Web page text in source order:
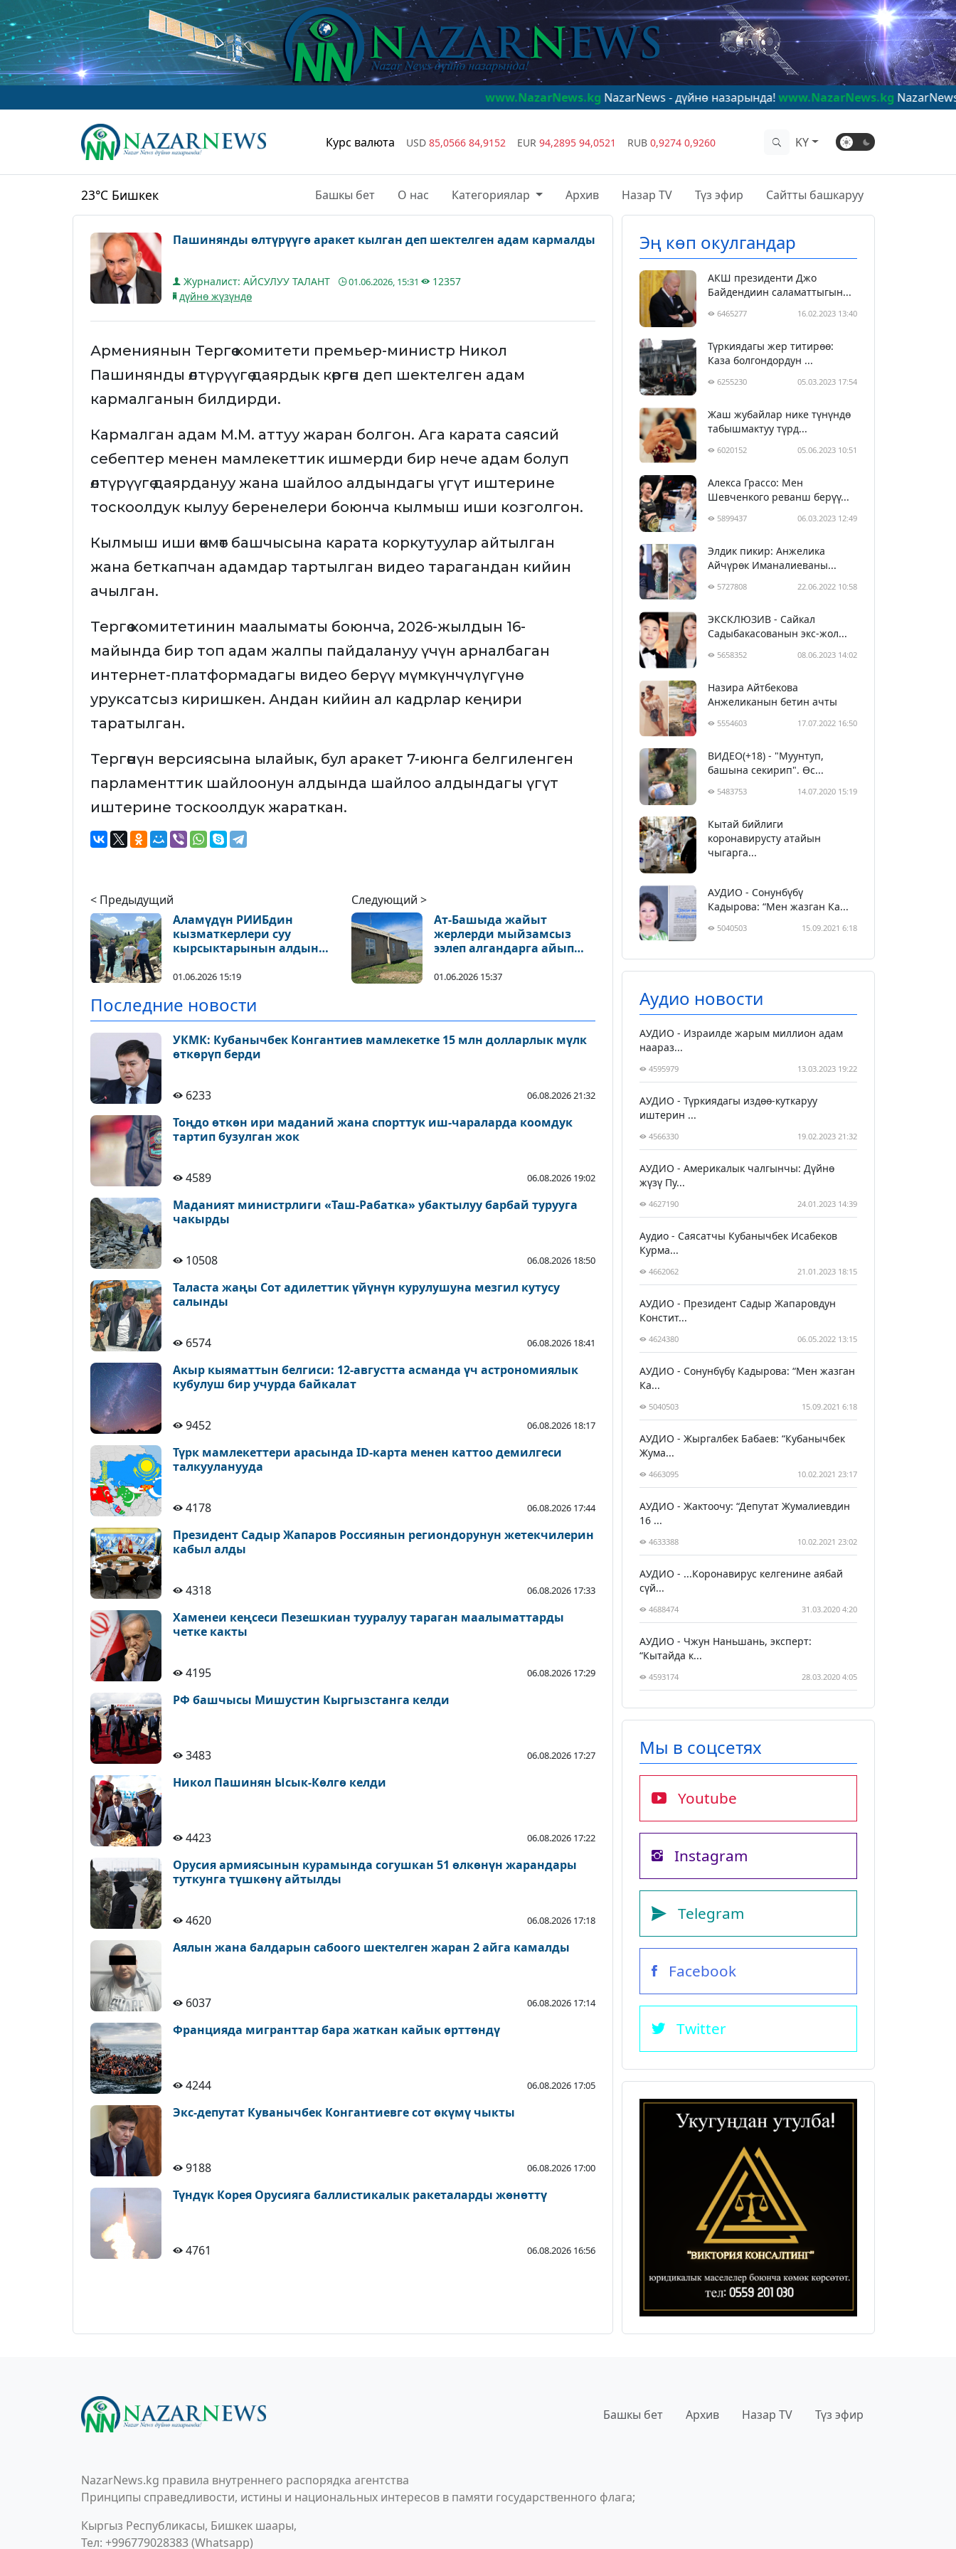
www.NazarNews.kgNazarNews - дүйнө назарында!www.NazarNews.kgNazarNews - в центре
Курс валюта USD 85,0566 84,9152 EUR 94,2895 94,0521 RUB 0,9274 0,9260 KY
23°C Бишкек Башкы бет О нас Категориялар Архив Назар TV Түз эфир Сайтты башкаруу
Пашинянды өлтүрүүгө аракет кылган деп шектелген адам кармалды
Журналист: АЙСУЛУУ ТАЛАНТ 01.06.2026, 15:31
12357
дүйнө жүзүндө
Армениянын Тергөө комитети премьер-министр Никол
Пашинянды өлтүрүүгө даярдык көргөн деп шектелген адам
кармалганын билдирди.
Кармалган адам М.М. аттуу жаран болгон. Ага карата саясий
себептер менен мамлекеттик ишмерди бир нече адам болуп
өлтүрүүгө даярдануу жана шайлоо алдындагы үгүт иштерине
тоскоолдук кылуу беренелери боюнча кылмыш иши козголгон.
Кылмыш иши өкмөт башчысына карата коркутуулар айтылган
жана беткапчан адамдар тартылган видео тарагандан кийин
ачылган.
Тергөө комитетинин маалыматы боюнча, 2026-жылдын 16-
майында бир топ адам жалпы пайдалануу үчүн арналбаган
интернет-платформадагы видео берүү мүмкүнчүлүгүнө
уруксатсыз киришкен. Андан кийин ал кадрлар кеңири
таратылган.
Тергөөнүн версиясына ылайык, бул аракет 7-июнга белгиленген
парламенттик шайлоонун алдында шайлоо алдындагы үгүт
иштерине тоскоолдук жараткан.
< Предыдущий
Аламүдүн РИИБдин
кызматкерлери суу
кырсыктарынын алдын
улантууда
01.06.2026 15:19
Следующий >
Ат-Башыда жайыт
жерлерди мыйзамсыз
ээлеп алгандарга айып
01.06.2026 15:37
Последние новости
УКМК: Кубанычбек Конгантиев мамлекетке 15 млн долларлык мүлк
өткөрүп берди
6233 06.08.2026 21:32
Тоңдо өткөн ири маданий жана спорттук иш-чараларда коомдук
тартип бузулган жок
4589 06.08.2026 19:02
Маданият министрлиги «Таш-Рабатка» убактылуу барбай турууга
чакырды
10508 06.08.2026 18:50
Таласта жаңы Сот адилеттик үйүнүн курулушуна мезгил кутусу
салынды
6574 06.08.2026 18:41
Акыр кыяматтын белгиси: 12-августта асманда үч астрономиялык
кубулуш бир учурда байкалат
9452 06.08.2026 18:17
Түрк мамлекеттери арасында ID-карта менен каттоо демилгеси
талкууланууда
4178 06.08.2026 17:44
Президент Садыр Жапаров Россиянын региондорунун жетекчилерин
кабыл алды
4318 06.08.2026 17:33
Хаменеи кеңсеси Пезешкиан тууралуу тараган маалыматтарды
четке какты
4195 06.08.2026 17:29
РФ башчысы Мишустин Кыргызстанга келди
3483 06.08.2026 17:27
Никол Пашинян Ысык-Көлгө келди
4423 06.08.2026 17:22
Орусия армиясынын курамында согушкан 51 өлкөнүн жарандары
туткунга түшкөнү айтылды
4620 06.08.2026 17:18
Аялын жана балдарын сабоого шектелген жаран 2 айга камалды
6037 06.08.2026 17:14
Францияда мигранттар бара жаткан кайык өрттөндү
4244 06.08.2026 17:05
Экс-депутат Куванычбек Конгантиевге сот өкүмү чыкты
9188 06.08.2026 17:00
Түндүк Корея Орусияга баллистикалык ракеталарды жөнөттү
4761 06.08.2026 16:56
Эң көп окулгандар
АКШ президенти Джо
Байдендиин саламаттыгын...
6465277 16.02.2023 13:40
Түркиядагы жер титирөө:
Каза болгондордун ...
6255230 05.03.2023 17:54
Жаш жубайлар нике түнүндө
табышмактуу түрд...
6020152 05.06.2023 10:51
Алекса Грассо: Мен
Шевченкого реванш берүү...
5899437 06.03.2023 12:49
Элдик пикир: Анжелика
Айчүрөк Иманалиеваны...
5727808 22.06.2022 10:58
ЭКСКЛЮЗИВ - Сайкал
Садыбакасованын экс-жол...
5658352 08.06.2023 14:02
Назира Айтбекова
Анжеликанын бетин ачты
5554603 17.07.2022 16:50
ВИДЕО(+18) - "Муунтуп,
башына секирип". Өс...
5483753 14.07.2020 15:19
Кытай бийлиги
коронавирусту атайын
чыгарга...
АУДИО - Сонунбүбү
Кадырова: “Мен жазган Ка...
5040503 15.09.2021 6:18
Аудио новости
АУДИО - Израилде жарым миллион адам
наараз...
4595979 13.03.2023 19:22
АУДИО - Түркиядагы издөө-куткаруу
иштерин ...
4566330 19.02.2023 21:32
АУДИО - Америкалык чалгынчы: Дүйнө
жүзү Пу...
4627190 24.01.2023 14:39
Аудио - Саясатчы Кубанычбек Исабеков
Курма...
4662062 21.01.2023 18:15
АУДИО - Президент Садыр Жапаровдун
Констит...
4624380 06.05.2022 13:15
АУДИО - Сонунбүбү Кадырова: “Мен жазган
Ка...
5040503 15.09.2021 6:18
АУДИО - Жыргалбек Бабаев: “Кубанычбек
Жума...
4663095 10.02.2021 23:17
АУДИО - Жактоочу: “Депутат Жумалиевдин
16 ...
4633388 10.02.2021 23:02
АУДИО - ...Коронавирус келгенине аябай
сүй...
4688474 31.03.2020 4:20
АУДИО - Чжун Наньшань, эксперт:
“Кытайда к...
4593174 28.03.2020 4:05
Мы в соцсетях
Youtube
Instagram
Telegram
Facebook
Twitter
Башкы бет Архив Назар TV Түз эфир
NazarNews.kg правила внутреннего распорядка агентства
Принципы справедливости, истины и национальных интересов в памяти государственного флага;
Кыргыз Республикасы, Бишкек шаары,
Тел: +996779028383 (Whatsapp)